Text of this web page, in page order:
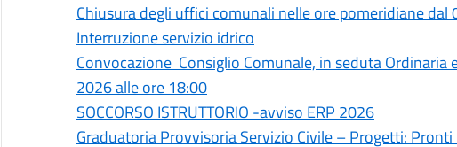
Chiusura degli uffici comunali nelle ore pomeridiane
Interruzione servizio idrico
Convocazione Consiglio Comunale, in seduta
2026 alle ore 18:00
SOCCORSO ISTRUTTORIO -avviso ERP 2026
Graduatoria Provvisoria Servizio Civile – Progetti: